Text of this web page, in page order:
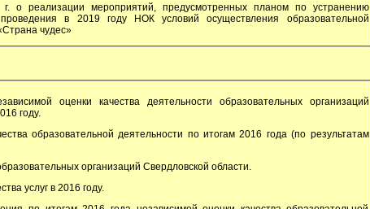
о реализации мероприятий, предусмотренных планом по устранению
в 2019 году НОК условий осуществления образовательной
чудес»
оценки качества деятельности образовательных организаций
году.
образовательной деятельности по итогам 2016 года (по результатам
организаций Свердловской области.
услуг в 2016 году.